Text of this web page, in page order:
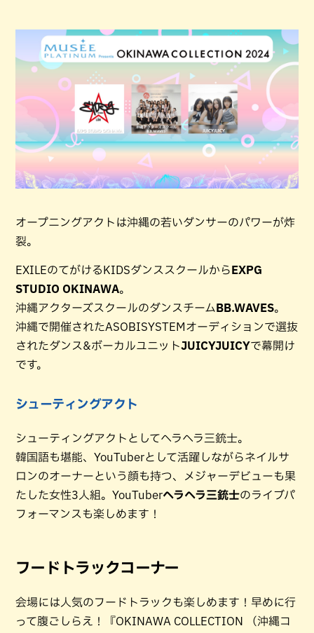
オープニングアクトは沖縄の若いダンサーのパワーが炸
裂。
EXILEのてがけるKIDSダンススクールから EXPG
STUDIO OKINAWA。
沖縄アクターズスクールのダンスチーム BB.WAVES。
沖縄で開催されたASOBISYSTEMオーディションで選抜
されたダンス&ボーカルユニットJUICYJUICYで幕開け
です。
シューティングアクト
シューティングアクトとしてヘラヘラ三銃士。
韓国語も堪能、YouTuberとして活躍しながらネイルサ
ロンのオーナーという顔も持つ、メジャーデビューも果
たした女性3人組。YouTuberヘラヘラ三銃士のライブパ
フォーマンスも楽しめます！
フードトラックコーナー
会場には人気のフードトラックも楽しめます！早めに行
って腹ごしらえ！『OKINAWA COLLECTION （沖縄コ